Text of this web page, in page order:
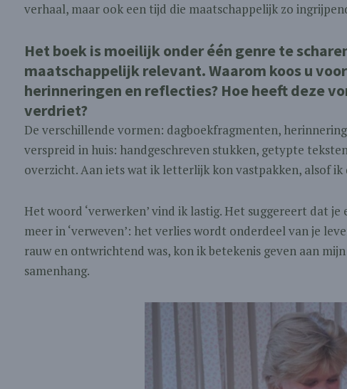
verhaal, maar ook een tijd die maatschappelijk zo
Het boek is moeilijk onder één genre te
maatschappelijk relevant. Waarom koos u
herinneringen en reflecties? Hoe heeft deze
verdriet?
De verschillende vormen: dagboekfragmenten,
verspreid in huis: handgeschreven stukken, getypte
overzicht. Aan iets wat ik letterlijk kon vastpakken, alsof
Het woord ‘verwerken’ vind ik lastig. Het suggereert dat
meer in ‘verweven’: het verlies wordt onderdeel van je
rauw en ontwrichtend was, kon ik betekenis geven aan
samenhang.